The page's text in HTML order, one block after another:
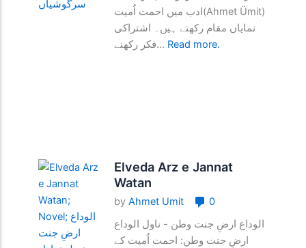
ادب میں احمت اُمیت(Ahmet Ümit)
نمایاں مقام رکھتے ہیں۔ اشتراکی
فکر رکھنے... Read more.
Elveda Arz e Jannat
Watan
by Ahmet Umit
0
الوداع ارضِ جنت وطن - ناول الوداع
ارضِ جنت وطن: احمت اُمیت کے